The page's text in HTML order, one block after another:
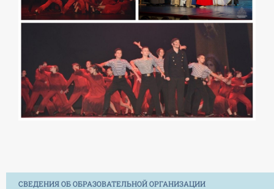
СВЕДЕНИЯ ОБ ОБРАЗОВАТЕЛЬНОЙ ОРГАНИЗАЦИИ